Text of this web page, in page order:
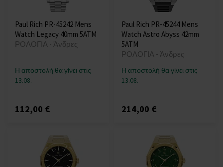
Paul Rich PR-45242 Mens
Watch Legacy 40mm 5ATM
ΡΟΛΟΓΙΑ - Άνδρες
Η αποστολή θα γίνει στις
13.08.
112,00 €
Paul Rich PR-45244 Mens
Watch Astro Abyss 42mm
5ATM
ΡΟΛΟΓΙΑ - Άνδρες
Η αποστολή θα γίνει στις
13.08.
214,00 €